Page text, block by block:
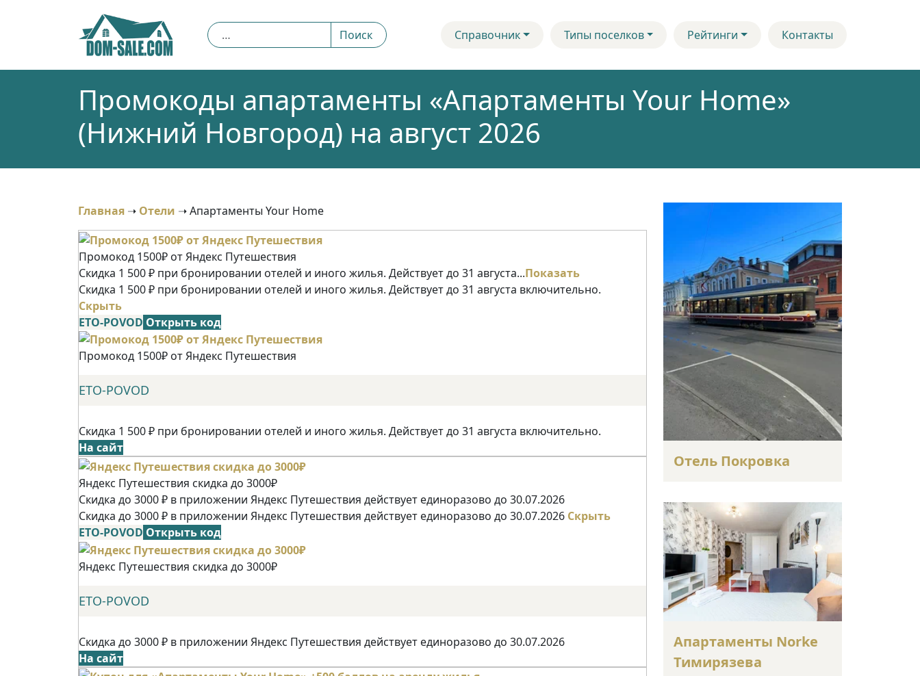
Найти: Поиск Справочник Типы поселков Рейтинги Контакты
Промокоды апартаменты «Апартаменты Your Home»
(Нижний Новгород) на август 2026
Главная ➝ Отели ➝Апартаменты Your Home
Промокод 1500₽ от Яндекс Путешествия
Скидка 1 500 ₽ при бронировании отелей и иного жилья. Действует до 31 августа...Показать
Скидка 1 500 ₽ при бронировании отелей и иного жилья. Действует до 31 августа включительно.
Скрыть
ETO-POVOD Открыть код
Промокод 1500₽ от Яндекс Путешествия
ETO-POVOD
Скидка 1 500 ₽ при бронировании отелей и иного жилья. Действует до 31 августа включительно.
На сайт
Яндекс Путешествия скидка до 3000₽
Скидка до 3000 ₽ в приложении Яндекс Путешествия действует единоразово до 30.07.2026
Скидка до 3000 ₽ в приложении Яндекс Путешествия действует единоразово до 30.07.2026 Скрыть
ETO-POVOD Открыть код
Яндекс Путешествия скидка до 3000₽
ETO-POVOD
Скидка до 3000 ₽ в приложении Яндекс Путешествия действует единоразово до 30.07.2026
На сайт
Отель Покровка
Апартаменты Norke
Тимирязева